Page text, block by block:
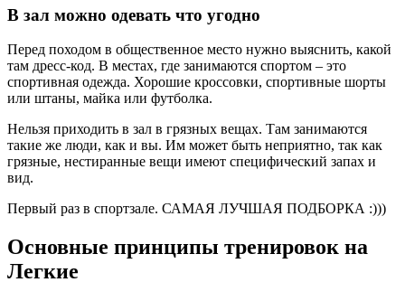
В зал можно одевать что угодно
Перед походом в общественное место нужно выяснить, какой
там дресс-код. В местах, где занимаются спортом – это
спортивная одежда. Хорошие кроссовки, спортивные шорты
или штаны, майка или футболка.
Нельзя приходить в зал в грязных вещах. Там занимаются
такие же люди, как и вы. Им может быть неприятно, так как
грязные, нестиранные вещи имеют специфический запах и
вид.
Первый раз в спортзале. САМАЯ ЛУЧШАЯ ПОДБОРКА :)))
Основные принципы тренировок на
Легкие